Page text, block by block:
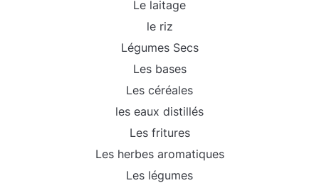
Le laitage
le riz
Légumes Secs
Les bases
Les céréales
les eaux distillés
Les fritures
Les herbes aromatiques
Les légumes